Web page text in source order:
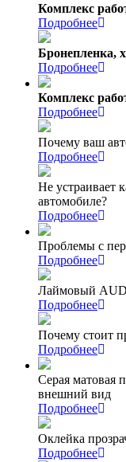
Комплекс
Подробнее
Бронепленка,
Подробнее
Комплекс
Подробнее
Почему ваш
Подробнее
Не устраивает
автомобиле?
Подробнее
Проблемы с
Подробнее
Лаймовый
Подробнее
Почему стоит
Подробнее
Серая матовая
внешний вид
Подробнее
Оклейка
Подробнее